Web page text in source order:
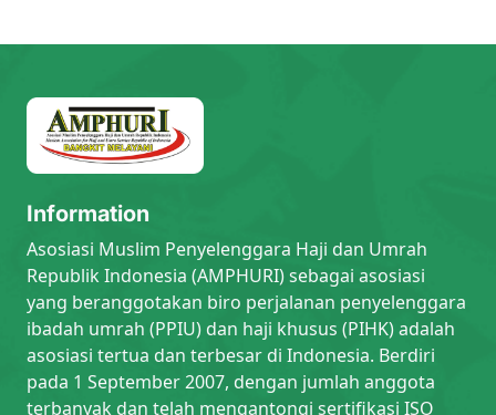
Information
Asosiasi Muslim Penyelenggara Haji dan Umrah
Republik Indonesia (AMPHURI) sebagai asosiasi
yang beranggotakan biro perjalanan penyelenggara
ibadah umrah (PPIU) dan haji khusus (PIHK) adalah
asosiasi tertua dan terbesar di Indonesia. Berdiri
pada 1 September 2007, dengan jumlah anggota
terbanyak dan telah mengantongi sertifikasi ISO